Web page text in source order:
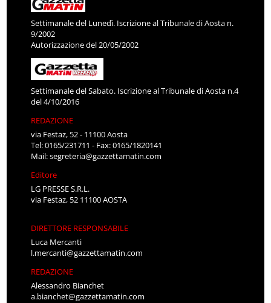
Settimanale del Lunedì. Iscrizione al Tribunale di Aosta n.
9/2002
Autorizzazione del 20/05/2002
Settimanale del Sabato. Iscrizione al Tribunale di Aosta n.4
del 4/10/2016
REDAZIONE
via Festaz, 52 - 11100 Aosta
Tel: 0165/231711 - Fax: 0165/1820141
Mail:segreteria@gazzettamatin.com
Editore
LG PRESSE S.R.L.
via Festaz, 52 11100 AOSTA
DIRETTORE RESPONSABILE
Luca Mercanti
l.mercanti@gazzettamatin.com
REDAZIONE
Alessandro Bianchet
a.bianchet@gazzettamatin.com